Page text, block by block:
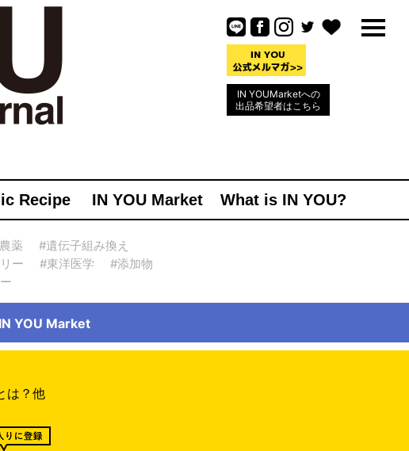
IN YOUMarketへの
出品希望者はこちら
Recipe IN YOU Market What is IN YOU?
薬
#遺伝子組み換え
ー
#東洋医学
#添加物
YOU Market
は？他